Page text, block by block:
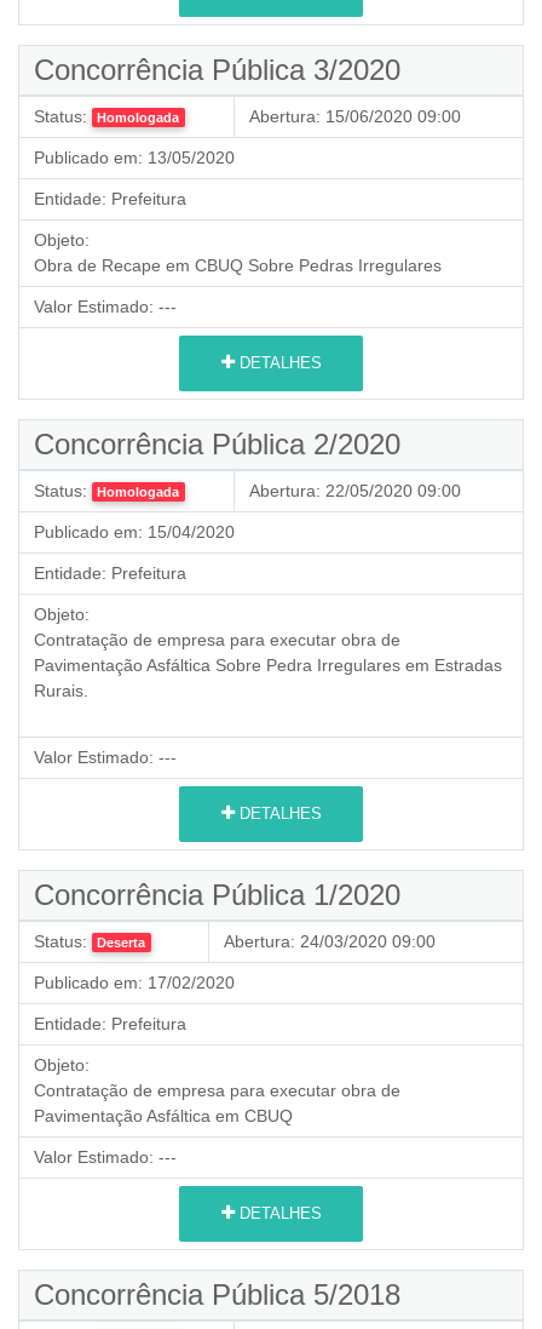
Concorrência Pública 3/2020
Status: Homologada Abertura: 15/06/2020 09:00
Publicado em: 13/05/2020
Entidade: Prefeitura
Objeto:
Obra de Recape em CBUQ Sobre Pedras Irregulares
Valor Estimado: ---
DETALHES
Concorrência Pública 2/2020
Status: Homologada Abertura: 22/05/2020 09:00
Publicado em: 15/04/2020
Entidade: Prefeitura
Objeto:
Contratação de empresa para executar obra de
Pavimentação Asfáltica Sobre Pedra Irregulares em Estradas
Rurais.
Valor Estimado: ---
DETALHES
Concorrência Pública 1/2020
Status: Deserta Abertura: 24/03/2020 09:00
Publicado em: 17/02/2020
Entidade: Prefeitura
Objeto:
Contratação de empresa para executar obra de
Pavimentação Asfáltica em CBUQ
Valor Estimado: ---
DETALHES
Concorrência Pública 5/2018